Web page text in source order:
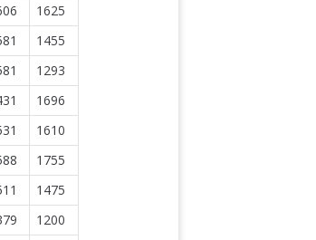
1625
1455
1293
1696
1610
1755
1475
1200